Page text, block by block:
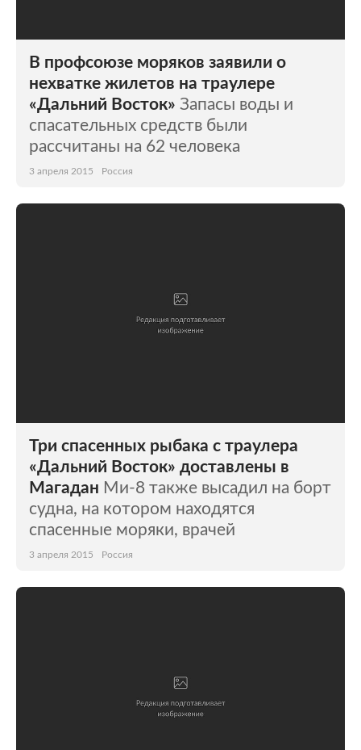
В профсоюзе моряков заявили о
нехватке жилетов на траулере
«Дальний Восток» Запасы воды и
спасательных средств были
рассчитаны на 62 человека
3 апреля 2015 Россия
Три спасенных рыбака с траулера
«Дальний Восток» доставлены в
Магадан Ми-8 также высадил на борт
судна, на котором находятся
спасенные моряки, врачей
3 апреля 2015 Россия